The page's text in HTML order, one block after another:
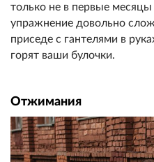
только не в первые месяцы
упражнение довольно
приседе с гантелями в
горят ваши булочки.
Отжимания